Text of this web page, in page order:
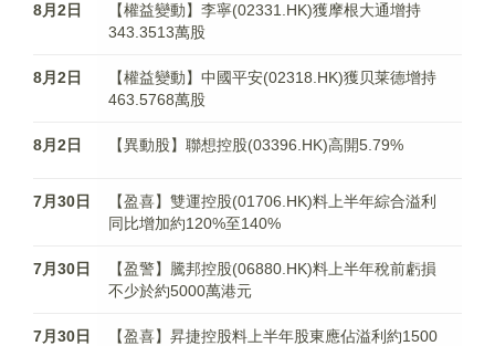
8月2日
【權益變動】李寧(02331.HK)獲摩根大通增持
343.3513萬股
8月2日
【權益變動】中國平安(02318.HK)獲贝莱德增持
463.5768萬股
8月2日 【異動股】聯想控股(03396.HK)高開5.79%
7月30日
【盈喜】雙運控股(01706.HK)料上半年綜合溢利
同比增加約120%至140%
7月30日
【盈警】騰邦控股(06880.HK)料上半年稅前虧損
不少於約5000萬港元
7月30日
【盈喜】昇捷控股料上半年股東應佔溢利約1500